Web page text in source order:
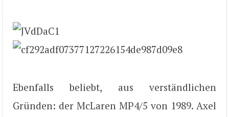
Ebenfalls beliebt, aus verständlichen
Gründen: der McLaren MP4/5 von 1989. Axel